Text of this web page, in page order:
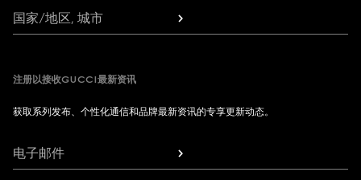
国家/地区, 城市
注册以接收GUCCI最新资讯
获取系列发布、个性化通信和品牌最新资讯的专享更新动态。
电子邮件